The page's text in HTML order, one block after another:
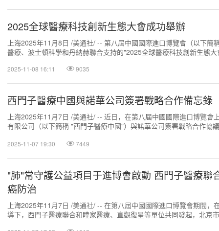
2025全球醫療科技創新生態大會成功舉辦
上海2025年11月8日 /美通社/ -- 第八屆中國國際進口博覽會（以下
醫療、波士頓科學和丹納赫聯合支持的"2025全球醫療科技創新生態
2025-11-08 16:11 9035
西門子醫療中國與諾華公司簽署戰略合作備忘錄
上海2025年11月7日 /美通社/ -- 近日，在第八屆中國國際進口博覽會
有限公司（以下簡稱 "西門子醫療中國"）與諾華公司簽署戰略合作協
2025-11-07 19:30 7449
"肺"常守護公益項目于進博會啟動 西門子醫療聯
癌防治
上海2025年11月7日 /美通社/ -- 在第八屆中國國際進口博覽會期間，
導下，西門子醫療聯合和睦家醫療、直觀復星等單位共同發起，北京